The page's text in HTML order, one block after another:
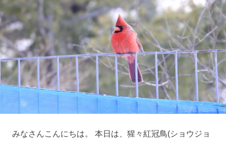
みなさんこんにちは。 本日は、猩々紅冠鳥(ショウジョ